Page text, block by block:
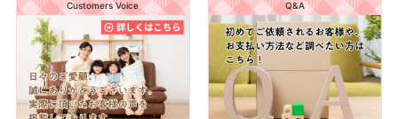
Customers Voice Q&A